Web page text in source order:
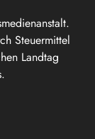
Steuermittel
Landtag